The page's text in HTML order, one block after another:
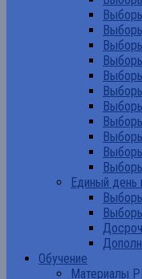
Единый день
Обучение
Материалы